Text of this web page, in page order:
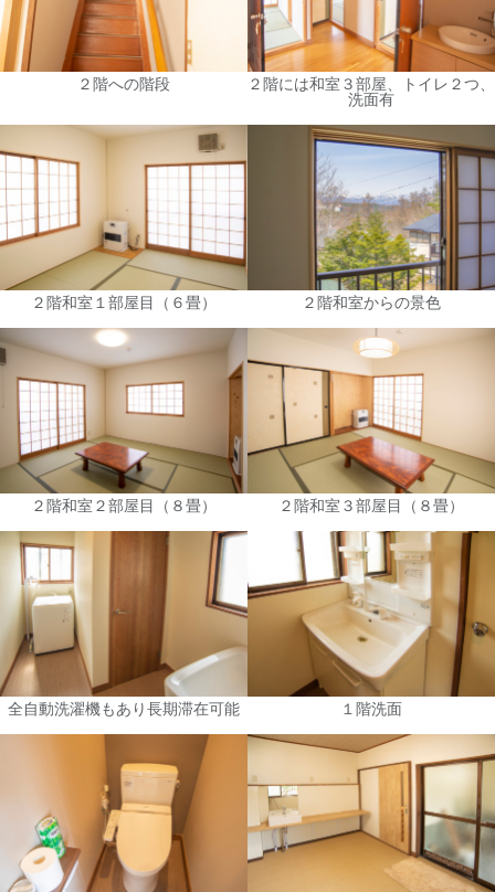
２階への階段 ２階には和室３部屋、トイレ２つ、
洗面有
２階和室１部屋目（６畳） ２階和室からの景色
２階和室２部屋目（８畳） ２階和室３部屋目（８畳）
全自動洗濯機もあり長期滞在可能 １階洗面